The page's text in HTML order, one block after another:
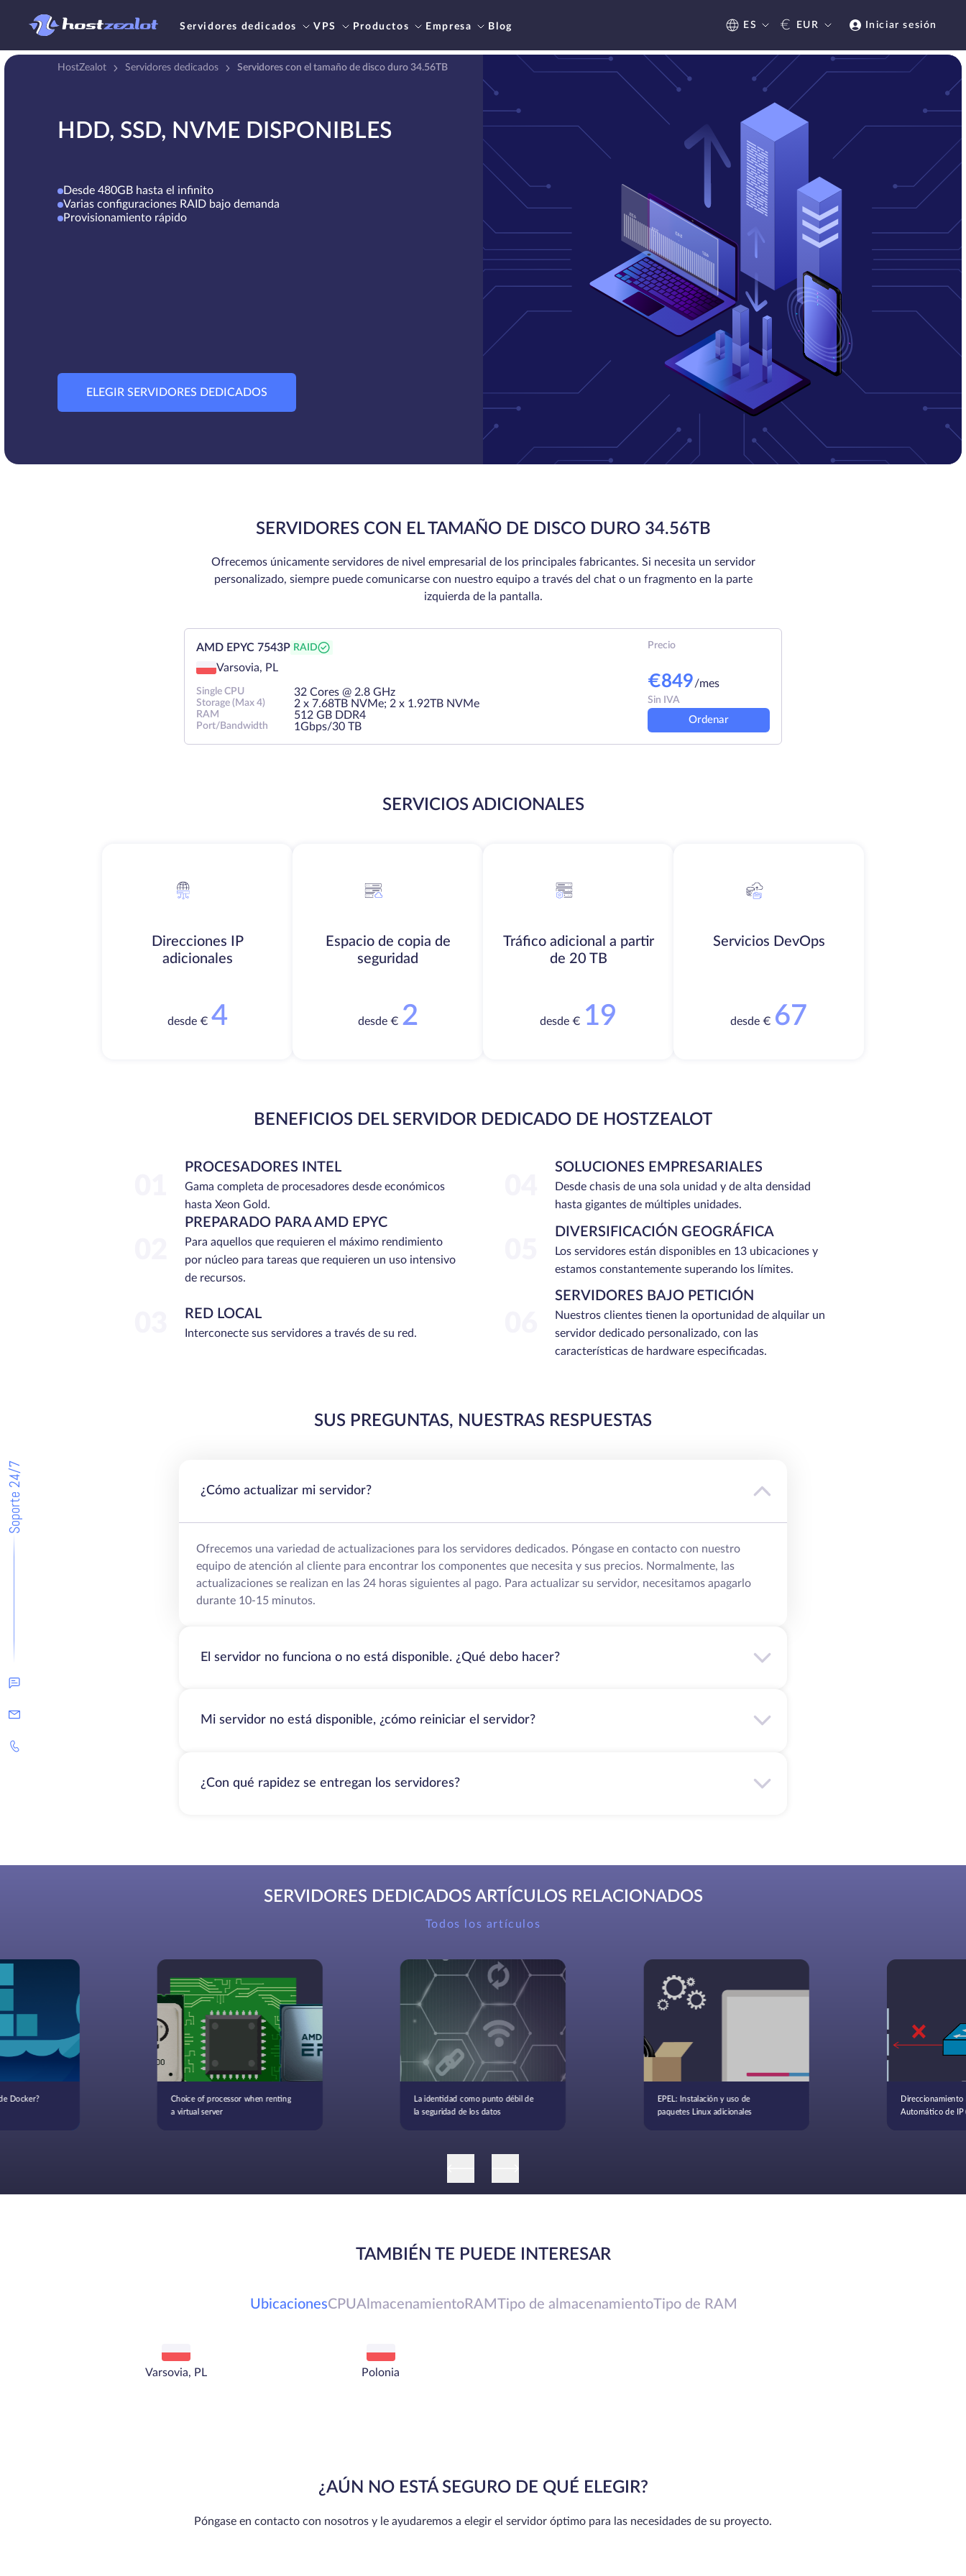
Servidores dedicados VPS Productos Empresa Blog ES € EUR Iniciar sesión
Soporte 24/7
HostZealot Servidores dedicados Servidores con el tamaño de disco duro 34.56TB
HDD, SSD, NVME DISPONIBLES
Desde 480GB hasta el infinito
Varias configuraciones RAID bajo demanda
Provisionamiento rápido
ELEGIR SERVIDORES DEDICADOS
SERVIDORES CON EL TAMAÑO DE DISCO DURO 34.56TB
Ofrecemos únicamente servidores de nivel empresarial de los principales fabricantes. Si necesita un servidor
personalizado, siempre puede comunicarse con nuestro equipo a través del chat o un fragmento en la parte
izquierda de la pantalla.
AMD EPYC 7543P RAID
Varsovia, PL
Single CPU 32 Cores @ 2.8 GHz
Storage (Max 4) 2 х 7.68TB NVMe; 2 х 1.92TB NVMe
RAM 512 GB DDR4
Port/Bandwidth 1Gbps/30 TB
Precio
€849/mes
Sin IVA
Ordenar
SERVICIOS ADICIONALES
Direcciones IP
adicionales
desde € 4
Espacio de copia de
seguridad
desde € 2
Tráfico adicional a partir
de 20 TB
desde € 19
Servicios DevOps
desde € 67
BENEFICIOS DEL SERVIDOR DEDICADO DE HOSTZEALOT
PROCESADORES INTEL
Gama completa de procesadores desde económicos
hasta Xeon Gold.
SOLUCIONES EMPRESARIALES
Desde chasis de una sola unidad y de alta densidad
hasta gigantes de múltiples unidades.
PREPARADO PARA AMD EPYC
Para aquellos que requieren el máximo rendimiento
por núcleo para tareas que requieren un uso intensivo
de recursos.
DIVERSIFICACIÓN GEOGRÁFICA
Los servidores están disponibles en 13 ubicaciones y
estamos constantemente superando los límites.
RED LOCAL
Interconecte sus servidores a través de su red.
SERVIDORES BAJO PETICIÓN
Nuestros clientes tienen la oportunidad de alquilar un
servidor dedicado personalizado, con las
características de hardware especificadas.
SUS PREGUNTAS, NUESTRAS RESPUESTAS
¿Cómo actualizar mi servidor?
Ofrecemos una variedad de actualizaciones para los servidores dedicados. Póngase en contacto con nuestro
equipo de atención al cliente para encontrar los componentes que necesita y sus precios. Normalmente, las
actualizaciones se realizan en las 24 horas siguientes al pago. Para actualizar su servidor, necesitamos apagarlo
durante 10-15 minutos.
El servidor no funciona o no está disponible. ¿Qué debo hacer?
Mi servidor no está disponible, ¿cómo reiniciar el servidor?
¿Con qué rapidez se entregan los servidores?
SERVIDORES DEDICADOS ARTÍCULOS RELACIONADOS
Todos los artículos
Docker? Choice of processor when renting
a virtual server
La identidad como punto débil de
la seguridad de los datos
EPEL: Instalación y uso de
paquetes Linux adicionales
Direccionamiento
Automático de IP
TAMBIÉN TE PUEDE INTERESAR
UbicacionesCPUAlmacenamiento RAM Tipo de almacenamientoTipo de RAM
Varsovia, PL Polonia
¿AÚN NO ESTÁ SEGURO DE QUÉ ELEGIR?
Póngase en contacto con nosotros y le ayudaremos a elegir el servidor óptimo para las necesidades de su proyecto.